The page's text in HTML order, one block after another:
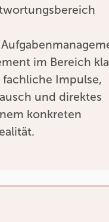
im Bereich
Impulse,
und direktes
konkreten